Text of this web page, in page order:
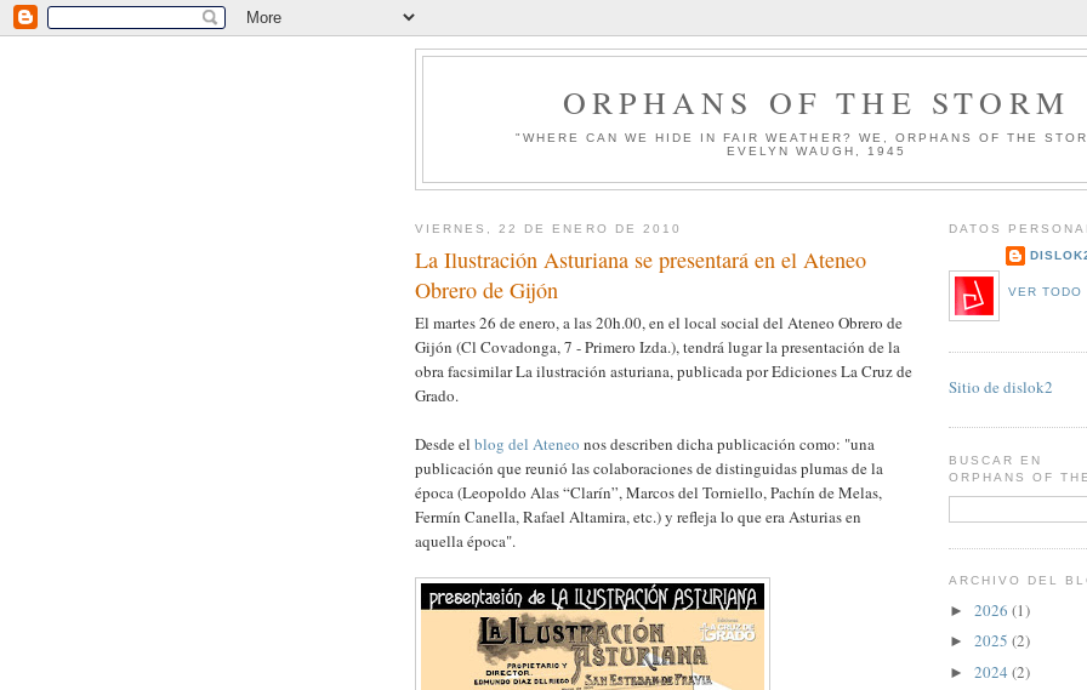
ORPHANS OF THE STORM
"WHERE CAN WE HIDE IN FAIR WEATHER? WE, ORPHANS OF THE
EVELYN WAUGH, 1945
VIERNES, 22 DE ENERO DE 2010
La Ilustración Asturiana se presentará en el Ateneo
Obrero de Gijón
El martes 26 de enero, a las 20h.00, en el local social del Ateneo Obrero de
Gijón (Cl Covadonga, 7 - Primero Izda.), tendrá lugar la presentación de la
obra facsimilar La ilustración asturiana, publicada por Ediciones La Cruz de
Grado.
Desde el blog del Ateneo nos describen dicha publicación como: "una
publicación que reunió las colaboraciones de distinguidas plumas de la
época (Leopoldo Alas “Clarín”, Marcos del Torniello, Pachín de Melas,
Fermín Canella, Rafael Altamira, etc.) y refleja lo que era Asturias en
aquella época".
DATOS
VER
Sitio de dislok2
BUSCAR EN
ORPHANS OF
ARCHIVO DEL
► 2026 (1)
► 2025 (2)
► 2024 (2)